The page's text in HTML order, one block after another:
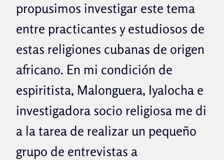
propusimos investigar este tema
entre practicantes y estudiosos de
estas religiones cubanas de origen
africano. En mi condición de
espiritista, Malonguera, Iyalocha e
investigadora socio religiosa me di
a la tarea de realizar un pequeño
grupo de entrevistas a